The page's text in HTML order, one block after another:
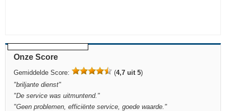
Onze Score
Gemiddelde Score: (4,7 uit 5)
"briljante dienst"
"De service was uitmuntend. "
"Geen problemen, efficiënte service, goede waarde. "